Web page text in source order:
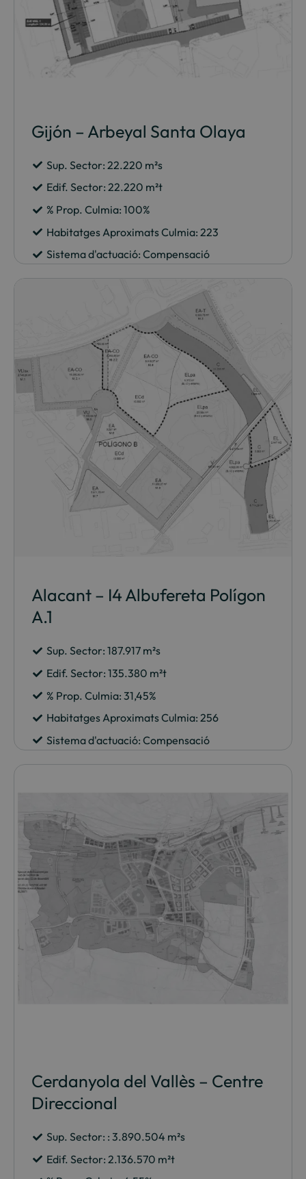
Gijón – Arbeyal Santa Olaya
Sup. Sector: 22.220 m²s
Edif. Sector: 22.220 m²t
% Prop. Culmia: 100%
Habitatges Aproximats Culmia: 223
Sistema d'actuació: Compensació
Alacant – I4 Albufereta Polígon
A.1
Sup. Sector: 187.917 m²s
Edif. Sector: 135.380 m²t
% Prop. Culmia: 31,45%
Habitatges Aproximats Culmia: 256
Sistema d'actuació: Compensació
Cerdanyola del Vallès – Centre
Direccional
Sup. Sector: : 3.890.504 m²s
Edif. Sector: 2.136.570 m²t